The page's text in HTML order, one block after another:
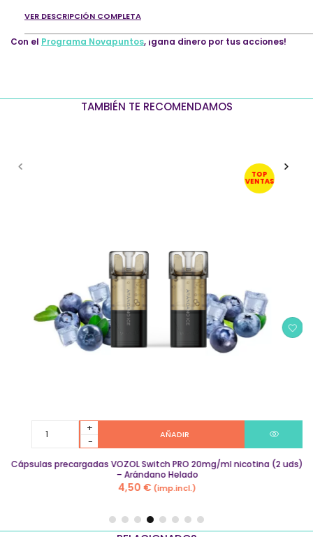
VER DESCRIPCIÓN COMPLETA
Con el Programa Novapuntos, ¡gana dinero por tus acciones!
TAMBIÉN TE RECOMENDAMOS
TOP
VENTAS
precargadas
Switch
AÑADIR
Cápsulas precargadas VOZOL Switch PRO 20mg/ml nicotina (2 uds)
– Arándano Helado
4,50 € (imp.incl.)